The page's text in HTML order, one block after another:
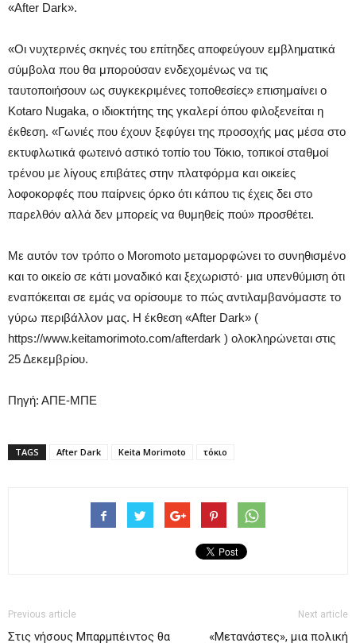
«After Dark».
«Οι νυχτερινές σκηνές του επίτηδες αποφεύγουν εμβληματικά
σύμβολα που θα μπορούσαν ενδεχομένως να τις
ταυτοποιήσουν ως συγκεκριμένες τοποθεσίες» επισημαίνει ο
Kotaro Nugaka, ο ιδιοκτήτης της γκαλερί όπου φιλοξενείται η
έκθεση. «Γωνιές που έχουν ξεφύγει της προσοχής μας μέσα στο
εκτυφλωτικά φωτεινό αστικό τοπίο του Τόκιο, τοπικοί σταθμοί
τρένου με λίγους επιβάτες στην πλατφόρμα και οικείες
λοφοκορφές που παίρνεις όρκο ότι κάπου τις έχεις δει στο
παρελθόν αλλά δεν μπορείς να θυμηθείς πού» προσθέτει.
Με αυτόν τον τρόπο ο Moromoto μεταμορφώνει το συνηθισμένο
και το οικείο σε κάτι μοναδικό και ξεχωριστό· μια υπενθύμιση ότι
εναπόκειται σε εμάς να ορίσουμε το πώς αντιλαμβανόμαστε το
γύρω περιβάλλον μας. Η έκθεση «After Dark» (
https://www.keitamorimoto.com/afterdark ) ολοκληρώνεται στις
25 Δεκεμβρίου.
Πηγή: ΑΠΕ-ΜΠΕ
TAGS After Dark Keita Morimoto τόκιο
Previous article
Στις νήσους Μπαρμπέιντος θα
Next article
«Μετανάστες», μια πολική